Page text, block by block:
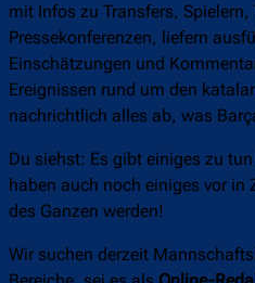
mit Infos zu Transfers,
Pressekonferenzen, liefern
Einschätzungen und
Ereignissen rund um den
nachrichtlich alles ab, was
Du siehst: Es gibt einiges zu
haben auch noch einiges vor in
des Ganzen werden!
Wir suchen derzeit